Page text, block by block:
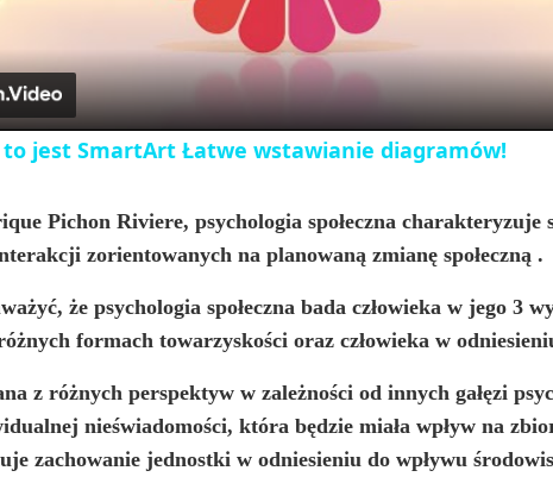
a
y
i
d
e
o
to jest SmartArt Łatwe wstawianie diagramów!
Pichon Riviere, psychologia społeczna
zorientowanych na planowaną zmianę społeczną .
że psychologia społeczna bada człowieka w jego
formach towarzyskości oraz człowieka w
z różnych perspektyw w zależności od innych gałęzi
nieświadomości, która będzie miała wpływ na
zachowanie jednostki w odniesieniu do wpływu